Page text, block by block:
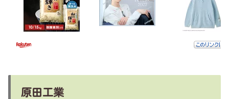
原田工業